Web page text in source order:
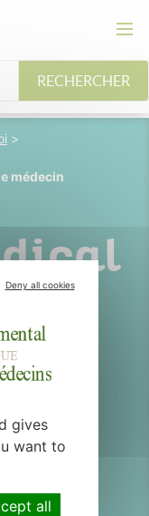
RECHERCHER
>
médecin
Deny all cookies
gives
want to
all